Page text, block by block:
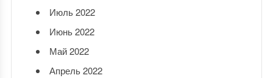
Июль 2022
Июнь 2022
Май 2022
Апрель 2022